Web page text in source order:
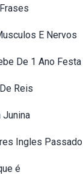
E Nervos
De 1 Ano Festa
Reis
Ingles Passado
é